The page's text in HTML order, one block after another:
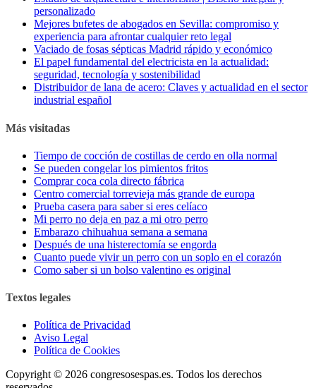
personalizado
Mejores bufetes de abogados en Sevilla: compromiso y
experiencia para afrontar cualquier reto legal
Vaciado de fosas sépticas Madrid rápido y económico
El papel fundamental del electricista en la actualidad:
seguridad, tecnología y sostenibilidad
Distribuidor de lana de acero: Claves y actualidad en el sector
industrial español
Más visitadas
Tiempo de cocción de costillas de cerdo en olla normal
Se pueden congelar los pimientos fritos
Comprar coca cola directo fábrica
Centro comercial torrevieja más grande de europa
Prueba casera para saber si eres celíaco
Mi perro no deja en paz a mi otro perro
Embarazo chihuahua semana a semana
Después de una histerectomía se engorda
Cuanto puede vivir un perro con un soplo en el corazón
Como saber si un bolso valentino es original
Textos legales
Política de Privacidad
Aviso Legal
Política de Cookies
Copyright © 2026 congresosespas.es. Todos los derechos